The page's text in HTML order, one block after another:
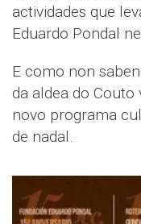
actividades que
Eduardo Pondal
E como non
da aldea do
novo programa
de nadal.